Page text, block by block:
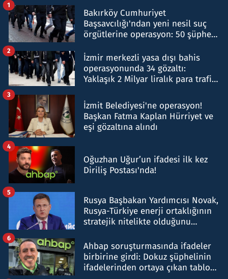
Bakırköy Cumhuriyet
Başsavcılığı'ndan yeni nesil suç
örgütlerine operasyon: 50 şüpheli
1
İzmir merkezli yasa dışı bahis
operasyonunda 34 gözaltı:
Yaklaşık 2 Milyar liralık para trafiği
2
İzmit Belediyesi'ne operasyon!
Başkan Fatma Kaplan Hürriyet ve
eşi gözaltına alındı
3
Oğuzhan Uğur’un ifadesi ilk kez
Diriliş Postası'nda!
4
Rusya Başbakan Yardımcısı Novak,
Rusya-Türkiye enerji ortaklığının
stratejik nitelikte olduğunu
5
Ahbap soruşturmasında ifadeler
birbirine girdi: Dokuz şüphelinin
ifadelerinden ortaya çıkan tablo
6